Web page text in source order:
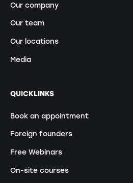
Our company
Our team
Our locations
Media
QUICKLINKS
Book an appointment
Foreign founders
Free Webinars
On-site courses